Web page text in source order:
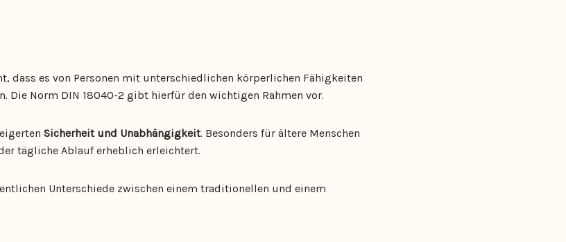
dass es von Personen mit unterschiedlichen körperlichen Fähigkeiten
Die Norm DIN 18040-2 gibt hierfür den wichtigen Rahmen vor.
Sicherheit und Unabhängigkeit. Besonders für ältere Menschen
tägliche Ablauf erheblich erleichtert.
Unterschiede zwischen einem traditionellen und einem